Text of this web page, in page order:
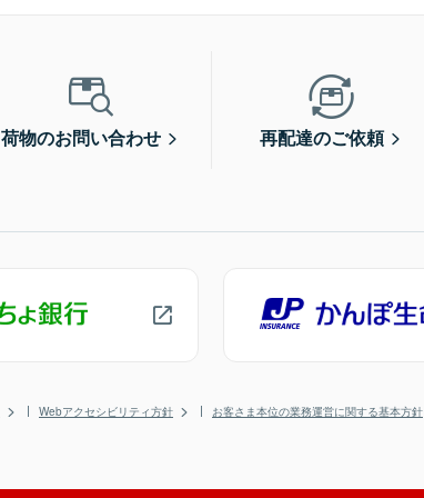
荷物のお問い合わせ 再配達のご依頼
Webアクセシビリティ方針 お客さま本位の業務運営に関する基本方針